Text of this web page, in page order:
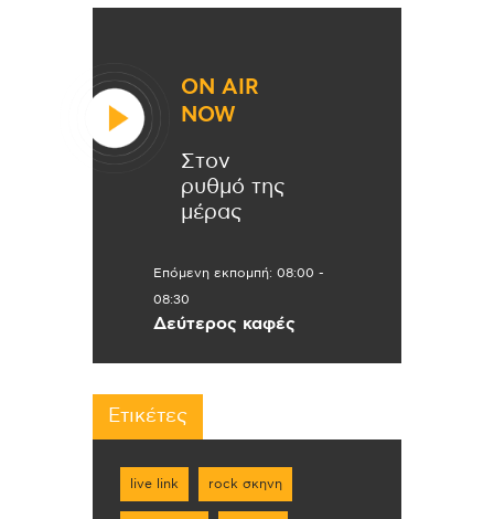
ON AIR
NOW
Στον
ρυθμό της
μέρας
Επόμενη εκπομπή: 08:00 -
08:30
Δεύτερος καφές
Ετικέτες
live link rock σκηνη